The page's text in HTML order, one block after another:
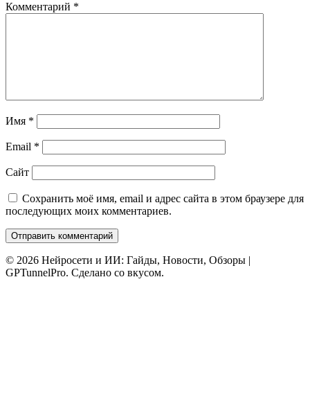
Комментарий *
Имя *
Email *
Сайт
Сохранить моё имя, email и адрес сайта в этом браузере для
последующих моих комментариев.
© 2026 Нейросети и ИИ: Гайды, Новости, Обзоры |
GPTunnelPro. Сделано со вкусом.